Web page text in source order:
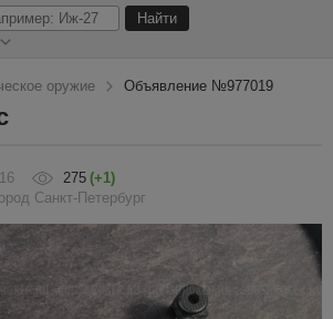
оружие Объявление №977019
275 (+1)
Санкт-Петербург